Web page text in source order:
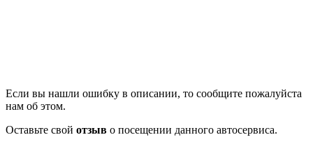
Если вы нашли ошибку в описании, то сообщите пожалуйста
нам об этом.
Оставьте свой отзыв о посещении данного автосервиса.